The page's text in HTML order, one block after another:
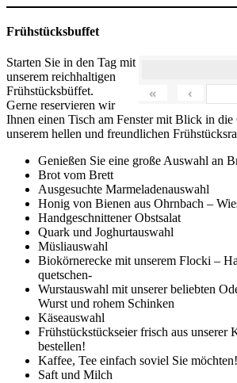
Frühstücksbuffet
« ‹
Starten Sie in den Tag mit
unserem reichhaltigen
Frühstücksbüffet.
Gerne reservieren wir
Ihnen einen Tisch am Fenster mit Blick in
unserem hellen und freundlichen
Genießen Sie eine große Auswahl an
Brot vom Brett
Ausgesuchte Marmeladenauswahl
Honig von Bienen aus Ohrnbach –
Handgeschnittener Obstsalat
Quark und Joghurtauswahl
Müsliauswahl
Biokörnerecke mit unserem Flocki –
quetschen-
Wurstauswahl mit unserer beliebten
Wurst und rohem Schinken
Käseauswahl
Frühstückstückseier frisch aus unserer
bestellen!
Kaffee, Tee einfach soviel Sie möchten!
Saft und Milch